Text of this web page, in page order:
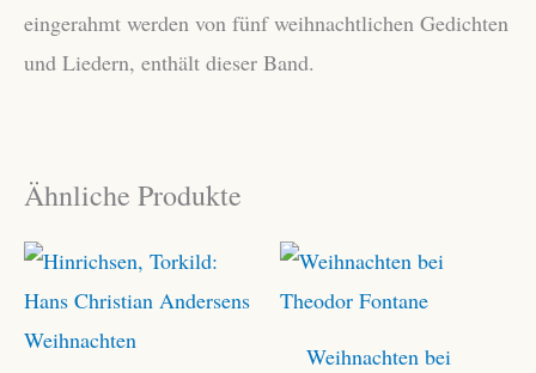
eingerahmt werden von fünf weihnachtlichen Gedichten
und Liedern, enthält dieser Band.
Ähnliche Produkte
Weihnachten bei